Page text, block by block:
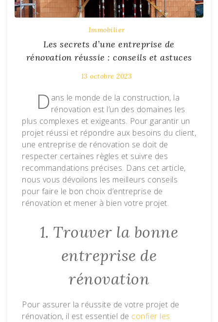
Immobilier
Les secrets d’une entreprise de
rénovation réussie : conseils et astuces
13 octobre 2023
D ans le monde de la construction, la
rénovation est l’un des domaines les
plus complexes et exigeants. Pour garantir un
projet réussi et répondre aux besoins du client,
une entreprise de rénovation se doit de
respecter certaines règles et suivre des
recommandations précises. Dans cet article,
nous vous dévoilons les meilleurs conseils
pour faire le bon choix d’entreprise de
rénovation et mener à bien votre projet.
1. Trouver la bonne
entreprise de
rénovation
Pour assurer la réussite de votre projet de
rénovation, il est essentiel de confier les